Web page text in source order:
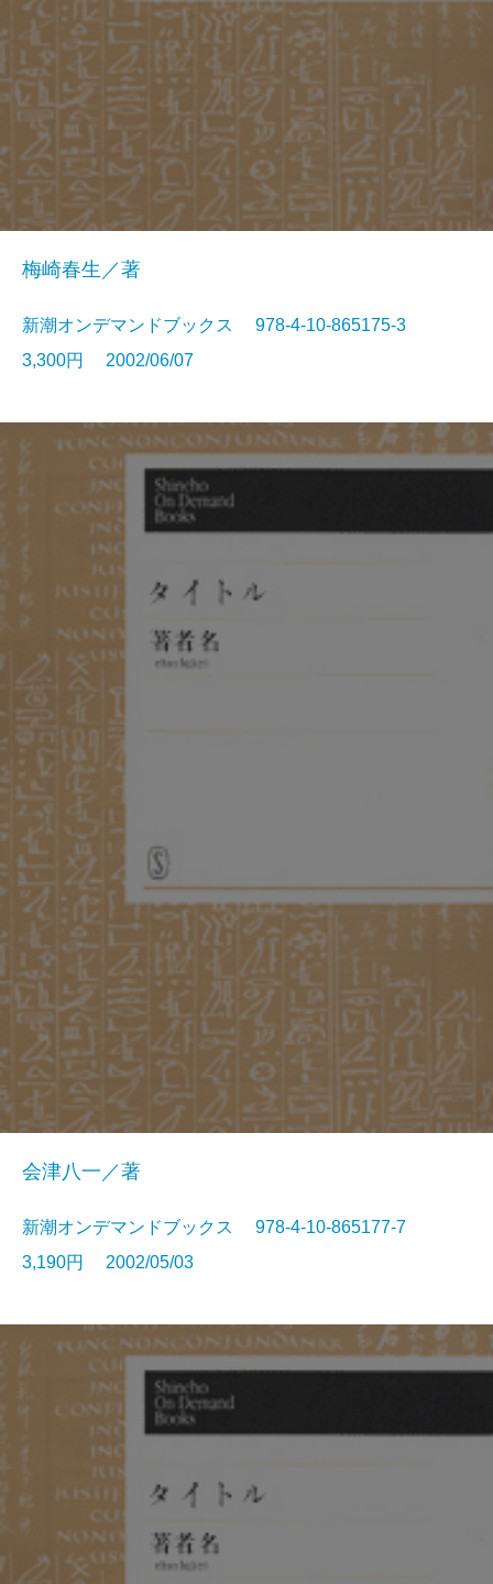
梅崎春生／著
新潮オンデマンドブックス 978-4-10-865175-3
3,300円 2002/06/07
会津八一／著
新潮オンデマンドブックス 978-4-10-865177-7
3,190円 2002/05/03